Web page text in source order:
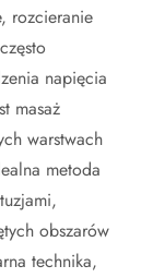
rozcieranie
napięcia
masaż
warstwach
metoda
obszarów
technika,